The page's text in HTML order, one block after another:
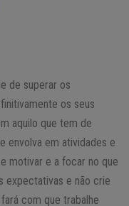
de superar os
os seus
aquilo que tem de
envolva em atividades e
motivar e a focar no que
expectativas e não crie
com que trabalhe